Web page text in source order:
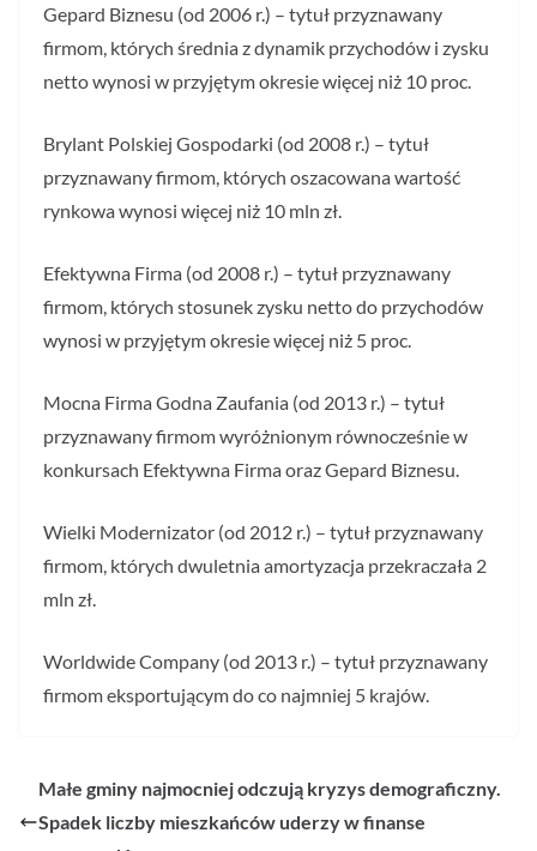
Gepard Biznesu (od 2006 r.) – tytuł przyznawany
firmom, których średnia z dynamik przychodów i zysku
netto wynosi w przyjętym okresie więcej niż 10 proc.
Brylant Polskiej Gospodarki (od 2008 r.) – tytuł
przyznawany firmom, których oszacowana wartość
rynkowa wynosi więcej niż 10 mln zł.
Efektywna Firma (od 2008 r.) – tytuł przyznawany
firmom, których stosunek zysku netto do przychodów
wynosi w przyjętym okresie więcej niż 5 proc.
Mocna Firma Godna Zaufania (od 2013 r.) – tytuł
przyznawany firmom wyróżnionym równocześnie w
konkursach Efektywna Firma oraz Gepard Biznesu.
Wielki Modernizator (od 2012 r.) – tytuł przyznawany
firmom, których dwuletnia amortyzacja przekraczała 2
mln zł.
Worldwide Company (od 2013 r.) – tytuł przyznawany
firmom eksportującym do co najmniej 5 krajów.
Małe gminy najmocniej odczują kryzys demograficzny.
Spadek liczby mieszkańców uderzy w finanse